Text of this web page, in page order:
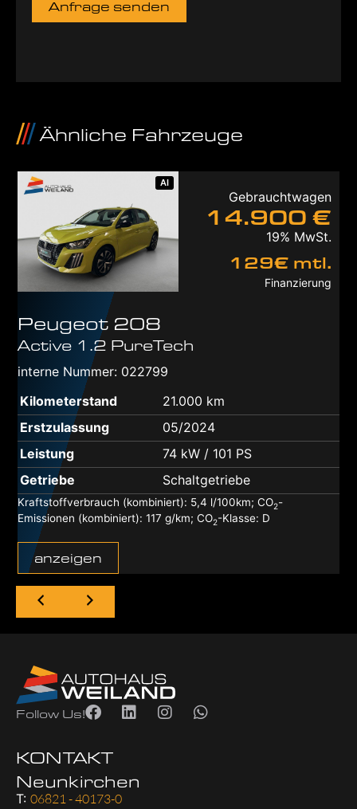
Anfrage senden
Ähnliche Fahrzeuge
AI
Gebrauchtwagen
14.900 €
19% MwSt.
129€ mtl.
Finanzierung
Peugeot 208
Active 1.2 PureTech
interne Nummer: 022799
Kilometerstand
21.000 km
Erstzulassung
05/2024
Leistung
74 kW / 101 PS
Getriebe
Schaltgetriebe
Kraftstoffverbrauch (kombiniert): 5,4 l/100km; CO2-
Emissionen (kombiniert): 117 g/km; CO2-Klasse: D
anzeigen
Follow Us!
KONTAKT
Neunkirchen
T: 06821 - 40173-0